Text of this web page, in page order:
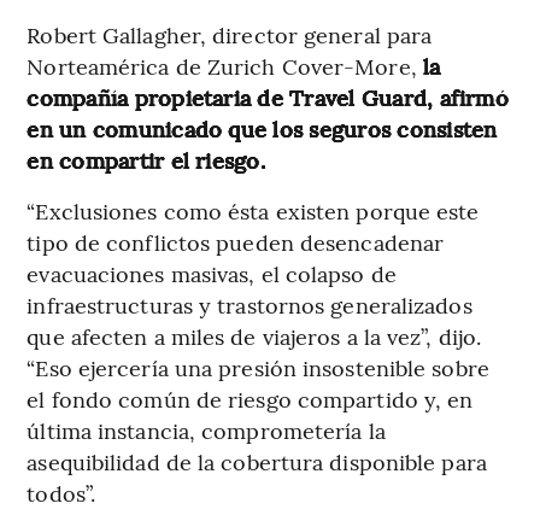
Robert Gallagher, director general para
Norteamérica de Zurich Cover-More, la
compañía propietaria de Travel Guard, afirmó
en un comunicado que los seguros consisten
en compartir el riesgo.
“Exclusiones como ésta existen porque este
tipo de conflictos pueden desencadenar
evacuaciones masivas, el colapso de
infraestructuras y trastornos generalizados
que afecten a miles de viajeros a la vez”, dijo.
“Eso ejercería una presión insostenible sobre
el fondo común de riesgo compartido y, en
última instancia, comprometería la
asequibilidad de la cobertura disponible para
todos”.